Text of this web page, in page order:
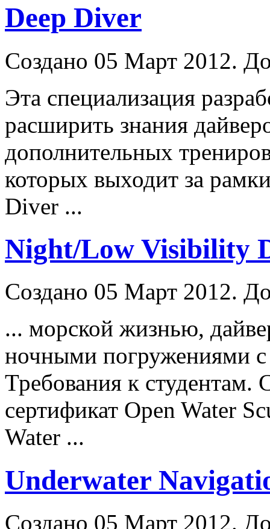
Deep Diver
Создано 05 Март 2012.
Эта специализация
расширить знания
дополнительных
которых выходит за
Diver ...
Night/Low Visibility
Создано 05 Март 2012.
... морской жизнью,
ночными погружениями
Требования к студентам.
сертификат Open Water
Water ...
Underwater
Создано 05 Март 2012.